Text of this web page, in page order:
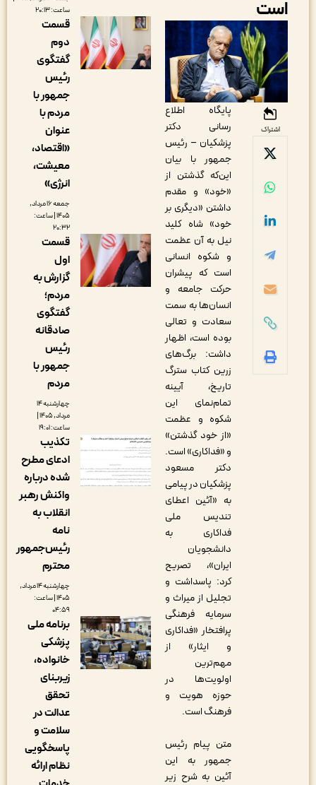
پایگاه اطلاع
رسانی دکتر
پزشکیان – رئیس
جمهور با بیان
این‌که گذشتن از
«خود» و مقدم
داشتن «دیگری بر
خود» شاه کلید
نیل به آن عظمت
و شکوه انسانی
است که پیشران
حرکت جامعه و
انسان‌ها به سمت
سعادت و تعالی
بوده است، اظهار
داشت: برگ‌های
زرین کتاب سترگ
تاریخ، آیینه
تمام‌نمای این
شکوه و عظمت
«از خود گذشتن»
و «فداکاری» است.
دکتر مسعود
پزشکیان در پیامی
به «آئین اعطای
تندیس ملی
فداکاری به
دانشجویان
ایران»، تصریح
کرد: پاسداشت و
تجلیل از میراث و
سرمایه فرهنگی
پرافتخار «فداکاری
و ایثار» از
مهم‌ترین
اولویت‌ها در
حوزه هویت و
فرهنگ است.
متن پیام رئیس
جمهور به این
آئین به شرح زیر
قسمت
دوم
گفتگوی
جمهور با
«اقتصاد،
معیشت،
جمعه ۱۶ مرداد,
۱۴۰۵ | ساعت:
قسمت
اول
گزارش به
گفتگوی
صادقانه
جمهور با
چهارشنبه ۱۴
مرداد, ۱۴۰۵ |
تکذیب
ادعای مطرح
شده درباره
واکنش رهبر
انقلاب به
رئیس‌جمهور
چهارشنبه ۱۴ مرداد,
۱۴۰۵ | ساعت:
برنامه ملی
پزشکی
خانواده،
عدالت در
سلامت و
پاسخگویی
نظام ارائه